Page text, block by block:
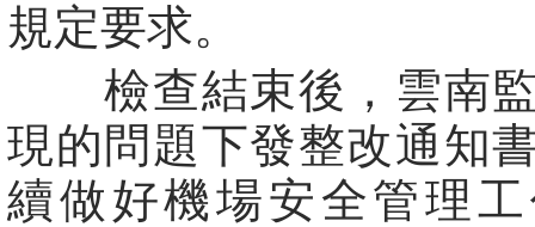
規定要求。
檢查結束後，雲南監
現的問題下發整改通知
續做好機場安全管理